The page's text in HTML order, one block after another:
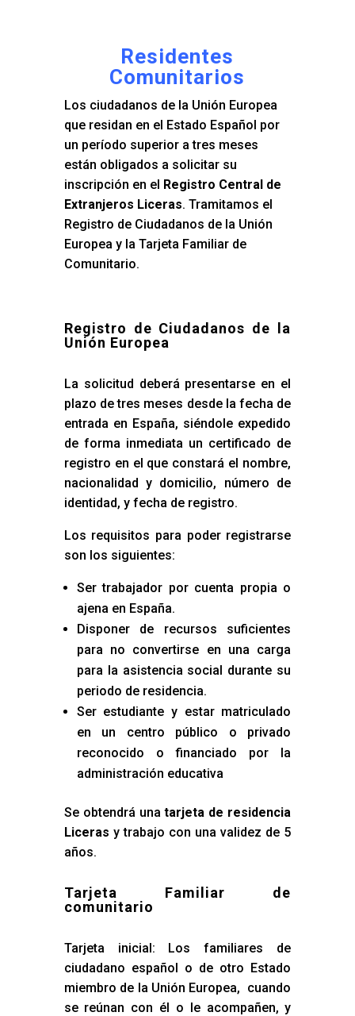
Residentes
Comunitarios
Los ciudadanos de la Unión Europea
que residan en el Estado Español por
un período superior a tres meses
están obligados a solicitar su
inscripción en el Registro Central de
Extranjeros Liceras. Tramitamos el
Registro de Ciudadanos de la Unión
Europea y la Tarjeta Familiar de
Comunitario.
Registro de Ciudadanos de la
Unión Europea
La solicitud deberá presentarse en el
plazo de tres meses desde la fecha de
entrada en España, siéndole expedido
de forma inmediata un certificado de
registro en el que constará el nombre,
nacionalidad y domicilio, número de
identidad, y fecha de registro.
Los requisitos para poder registrarse
son los siguientes:
Ser trabajador por cuenta propia o
ajena en España.
Disponer de recursos suficientes
para no convertirse en una carga
para la asistencia social durante su
periodo de residencia.
Ser estudiante y estar matriculado
en un centro público o privado
reconocido o financiado por la
administración educativa
Se obtendrá unatarjeta de residencia
Liceras y trabajo con una validez de 5
años.
Tarjeta Familiar de
comunitario
Tarjeta inicial: Los familiares de
ciudadano español o de otro Estado
miembro de la Unión Europea, cuando
se reúnan con él o le acompañen, y